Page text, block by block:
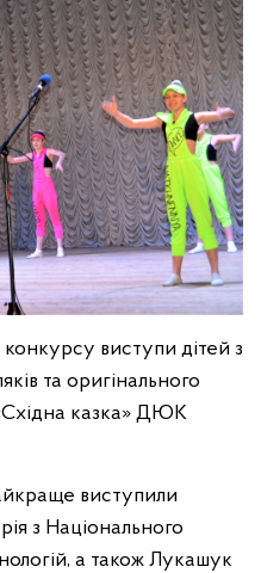
виступи дітей з
та оригінального
казка» ДЮК
виступили
з Національного
а також Лукашук